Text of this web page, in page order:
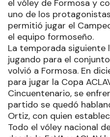
el vóley de Formosa y
uno de los
permitió jugar el
el equipo formoseño.
La temporada siguiente
jugando para el
volvió a Formosa. En
para jugar la Copa
Cincuentenario, se
partido se quedó
Ortiz, con quien
Todo el vóley nacional